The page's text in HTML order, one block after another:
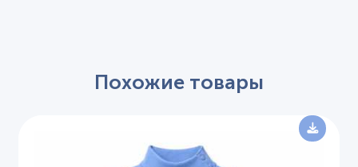
Похожие товары